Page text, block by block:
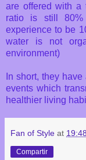
are offered with a
ratio is still 80%
experience to be
water is not
environment)
In short, they
events which
healthier living
Fan of Style at 19:48
Compartir